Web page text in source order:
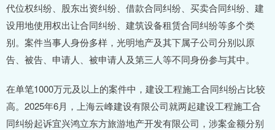
代位权纠纷、股东出资纠纷、借款合同纠纷、买卖合同纠纷、建
设用地使用权出让合同纠纷、建筑设备租赁合同纠纷等多个类
别。案件当事人身份多样，光明地产及其下属子公司分别以原
告、被告、申请人、被申请人及第三人等不同身份参与其中。
在单笔1000万元及以上的案件中，建设工程施工合同纠纷占比较
高。2025年6月，上海云峰建设有限公司就两起建设工程施工合
同纠纷起诉宜兴鸿立东方旅游地产开发有限公司，涉案金额分别